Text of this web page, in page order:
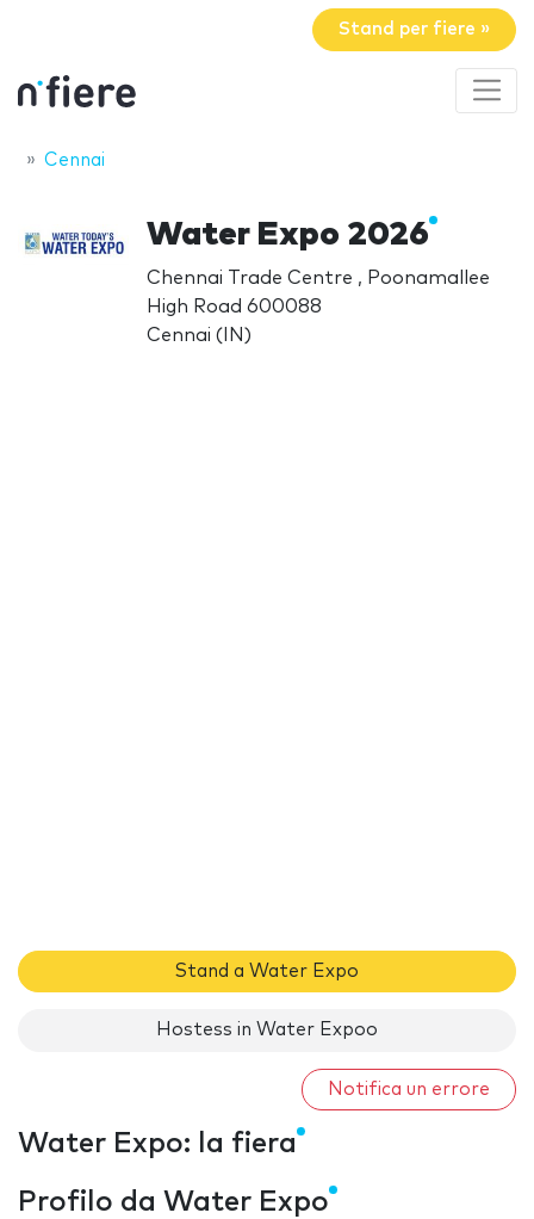
Stand per fiere »
Cennai
Water Expo 2026
Chennai Trade Centre , Poonamallee
High Road 600088
Cennai (IN)
Stand a Water Expo
Hostess in Water Expoo
Notifica un errore
Water Expo: la fiera
Profilo da Water Expo